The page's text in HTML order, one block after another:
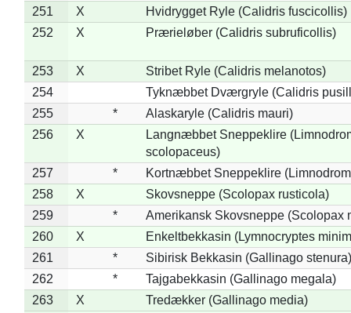
251
X
Hvidrygget Ryle (Calidris fuscicollis)
252
X Prærieløber (Calidris subruficollis)
253 X
Stribet Ryle (Calidris melanotos)
254
Tyknæbbet Dværgryle (Calidris
255
*
Alaskaryle (Calidris mauri)
256
X
Langnæbbet Sneppeklire
scolopaceus)
257
*
Kortnæbbet Sneppeklire
258
X
Skovsneppe (Scolopax rusticola)
259
*
Amerikansk Skovsneppe (Scolopax
260
X
Enkeltbekkasin (Lymnocryptes
261
*
Sibirisk Bekkasin (Gallinago stenura)
262
*
Tajgabekkasin (Gallinago megala)
263
X
Tredækker (Gallinago media)